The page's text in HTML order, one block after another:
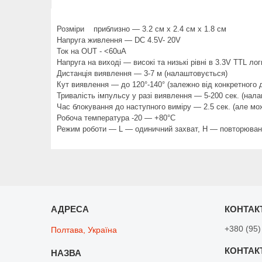
Розміри приблизно — 3.2 см x 2.4 см x 1.8 см
Напруга живлення — DC 4.5V- 20V
Ток на OUT - <60uA
Напруга на виході — високі та низькі рівні в 3.3V TTL
Дистанція виявлення — 3-7 м (налаштовується)
Кут виявлення — до 120°-140° (залежно від конкретного
Тривалість імпульсу у разі виявлення — 5-200 сек.
Час блокування до наступного виміру — 2.5 сек. (але
Робоча температура -20 — +80°C
Режим роботи — L — одиничний захват, H —
Полтава, Україна +380